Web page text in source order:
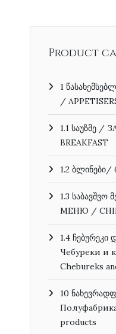
Product
1
/
1.1 საუზმე /
BREAKFAST
1.2
1.3
МЕНЮ /
1.4
Чебуреки и
Chebureks
10
products